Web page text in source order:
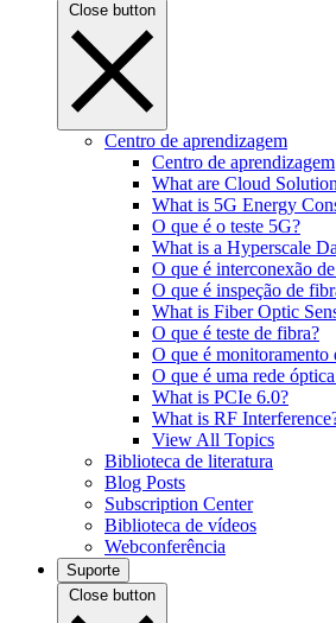
Close button
Centro de aprendizagem
Centro de aprendizagem
What are Cloud
What is 5G Energy
O que é o teste 5G?
What is a Hyperscale
O que é interconexão
O que é inspeção de
What is Fiber Optic
O que é teste de fibra?
O que é monitoramento
O que é uma rede
What is PCIe 6.0?
What is RF
View All Topics
Biblioteca de literatura
Blog Posts
Subscription Center
Biblioteca de vídeos
Webconferência
Suporte
Close button